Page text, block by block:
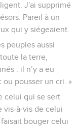
J'ai supprimé
Pareil à un
qui y siégeaient.
peuples aussi
la terre,
: il n’y a eu
pousser un cri. »
celui qui se sert
vis-à-vis de celui
bouger celui